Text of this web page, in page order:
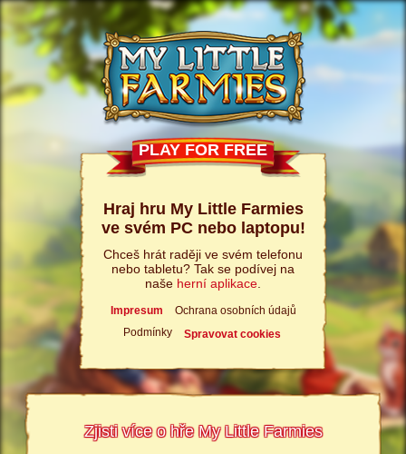
PLAY FOR FREE
Hraj hru My Little Farmies
ve svém PC nebo laptopu!
Chceš hrát raději ve svém telefonu
nebo tabletu? Tak se podívej na
naše herní aplikace
Impresum
Ochrana osobních údajů
Podmínky
Spravovat cookies
Zjisti více o hře My Little Farmies